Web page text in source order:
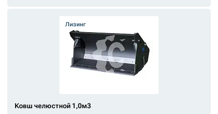
Лизинг
Ковш челюстной 1,0м3